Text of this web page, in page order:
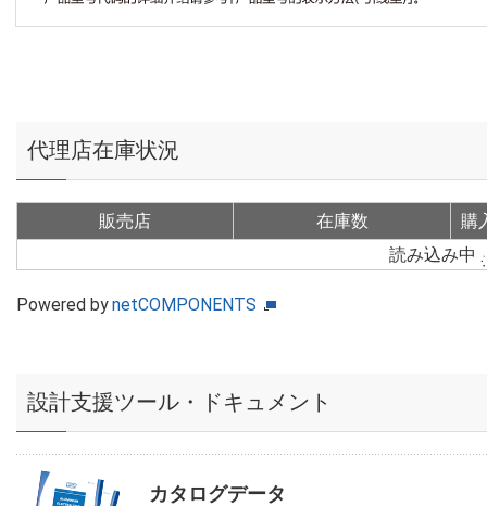
代理店在庫状況
販売店 在庫数
購
読み込み中
Powered bynetCOMPONENTS
設計支援ツール・ドキュメント
カタログデータ